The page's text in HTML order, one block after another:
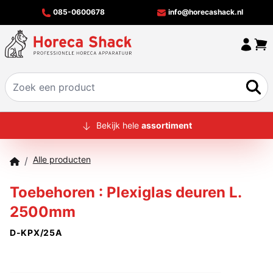
085-0600678 info@horecashack.nl
HOME
MERKEN
Bekijk hele assortiment
/ Alle producten
Toebehoren : Plexiglas deuren L.
2500mm
D-KPX/25A